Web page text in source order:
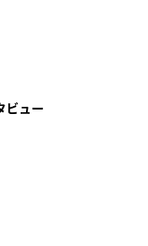
ビュー